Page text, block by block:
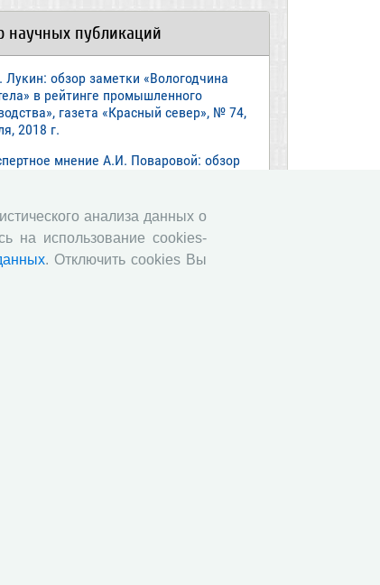
научных публикаций
Лукин: обзор заметки «Вологодчина
в рейтинге промышленного
газета «Красный север», № 74,
2018 г.
мнение А.И. Поваровой: обзор
Барсуков: обзор статьи «Повышение
возраста: позитивные эффекты и
риски», журнал «Экономическая
анализа данных о
на использование cookies-
. Отключить cookies Вы